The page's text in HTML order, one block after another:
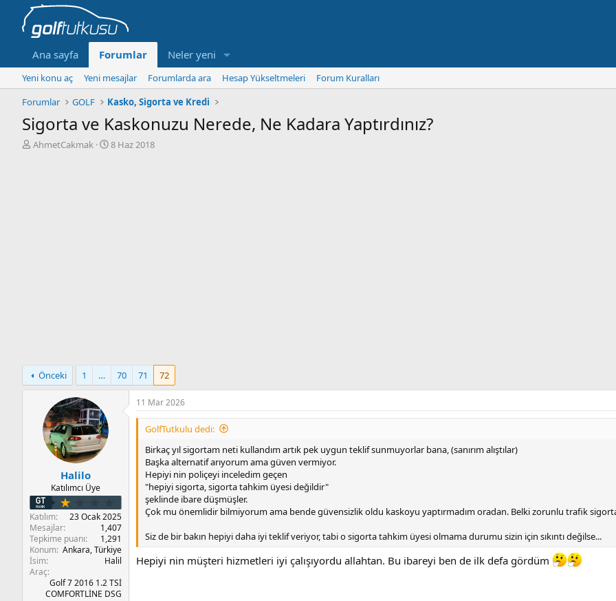
Ana sayfa Forumlar Neler yeni
Yeni konu aç Yeni mesajlar Forumlarda ara Hesap Yükseltmeleri
Forum Kuralları
Forumlar
GOLF Kasko, Sigorta ve Kredi
Sigorta ve Kaskonuzu Nerede, Ne Kadara Yaptırdınız?
K
AhmetCakmak
B
8 Haz 2018
Önceki 1 … 70 71 72
Halilo
Katılımcı Üye
Katılım
23 Ocak 2025
Mesajlar
1,407
Tepkime puanı
1,291
Konum Ankara, Türkiye
İsim
Halil
Araç
Golf 7 2016 1.2 TSİ
COMFORTLİNE DSG
11 Mar 2026
GolfTutkulu dedi:
Birkaç yıl sigortam neti kullandım artık pek uygun teklif sunmuyorlar bana, (sanırım alıştılar)
Başka alternatif arıyorum ama güven vermiyor.
Hepiyi nin poliçeyi inceledim geçen
"hepiyi sigorta, sigorta tahkim üyesi değildir"
şeklinde ibare düşmüşler.
Çok mu önemlidir bilmiyorum ama bende güvensizlik oldu kaskoyu yaptırmadım oradan. Belki zorunlu trafik
Siz de bir bakın hepiyi daha iyi teklif veriyor, tabi o sigorta tahkim üyesi olmama durumu sizin için sıkıntı değilse...
Hepiyi nin müşteri hizmetleri iyi çalışıyordu allahtan. Bu ibareyi ben de ilk defa gördüm